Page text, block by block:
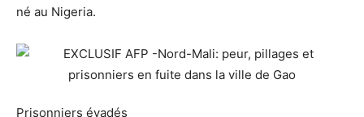
né au Nigeria.
Prisonniers évadés